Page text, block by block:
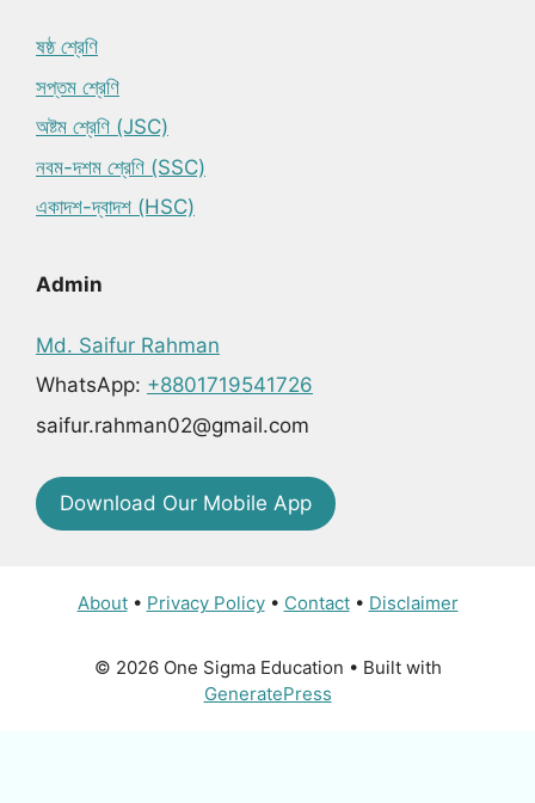
ষষ্ঠ শ্রেণি
সপ্তম শ্রেণি
অষ্টম শ্রেণি (JSC)
নবম-দশম শ্রেণি (SSC)
একাদশ-দ্বাদশ (HSC)
Admin
Md. Saifur Rahman
WhatsApp: +8801719541726
saifur.rahman02@gmail.com
Download Our Mobile App
About• Privacy Policy• Contact• Disclaimer
© 2026 One Sigma Education • Built with
GeneratePress